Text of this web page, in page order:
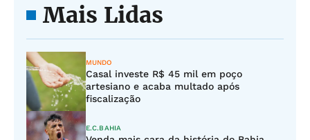
Mais Lidas
MUNDO
Casal investe R$ 45 mil em poço
artesiano e acaba multado após
fiscalização
E.C.BAHIA